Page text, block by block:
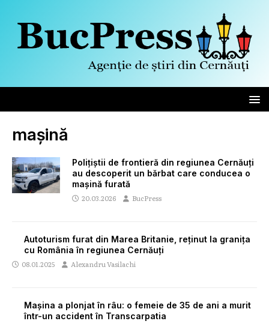
mașină
Polițiștii de frontieră din regiunea Cernăuți
au descoperit un bărbat care conducea o
mașină furată
20.03.2026 BucPress
Autoturism furat din Marea Britanie, reținut la granița
cu România în regiunea Cernăuți
08.01.2025 Alexandru Vasilachi
Mașina a plonjat în râu: o femeie de 35 de ani a murit
într-un accident în Transcarpatia